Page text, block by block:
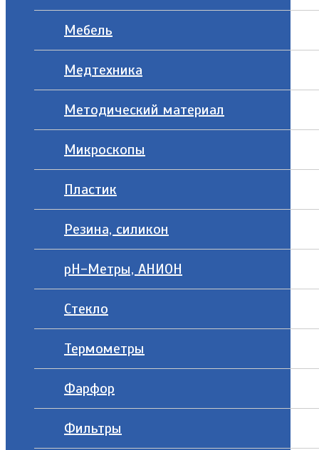
Мебель
Медтехника
Методический материал
Микроскопы
Пластик
Резина, силикон
рН-Метры, АНИОН
Стекло
Термометры
Фарфор
Фильтры